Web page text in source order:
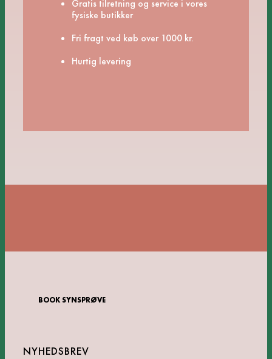
Gratis tilretning og service i vores
fysiske butikker
Fri fragt ved køb over 1000 kr.
Hurtig levering
BOOK SYNSPRØVE
NYHEDSBREV